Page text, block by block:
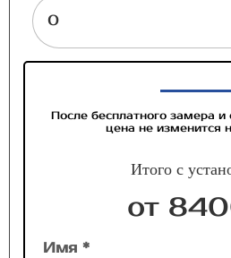
После бесплатного замера и
цена не изменится
Итого с
от
Имя *